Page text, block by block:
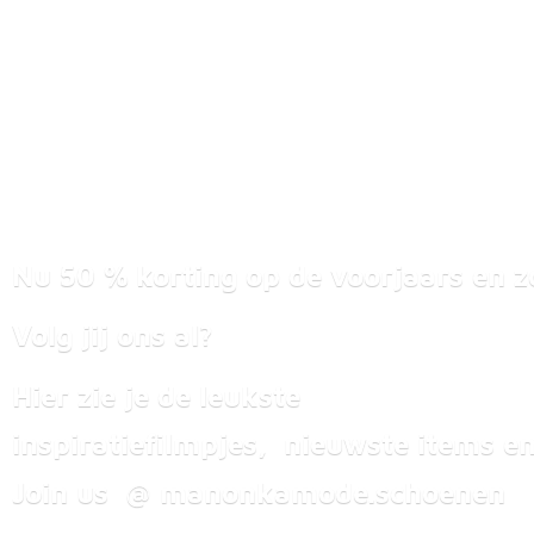
Nu 50 % korting op de voorjaars en
Volg jij ons al?
Hier zie je de leukste
inspiratiefilmpjes, nieuwste items
Join us @ manonkamode.schoenen